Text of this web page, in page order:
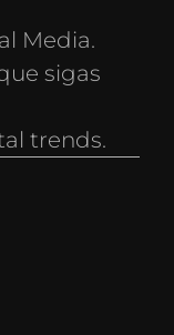
Media.
sigas
trends.